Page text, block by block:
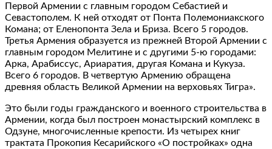
Первой Армении с главным городом Себастией и
Севастополем. К ней отходят от Понта Полемониакского
Комана; от Еленопонта Зела и Бриза. Всего 5 городов.
Третья Армения образуется из прежней Второй Армении с
главным городом Мелитине и с другими 5-ю городами:
Арка, Арабиссус, Ариаратия, другая Комана и Кукуза.
Всего 6 городов. В четвертую Армению обращена
древняя область Великой Армении на верховьях Тигра».
Это были годы гражданского и военного строительства в
Армении, когда был построен монастырский комплекс в
Одзуне, многочисленные крепости. Из четырех книг
трактата Прокопия Кесарийского «О постройках» одна